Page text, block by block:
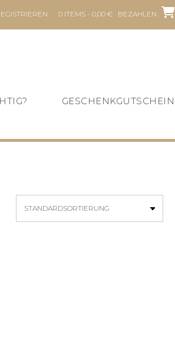
0 ITEMS - 0,00 € BEZAHLEN
GESCHENKGUTSCHEIN